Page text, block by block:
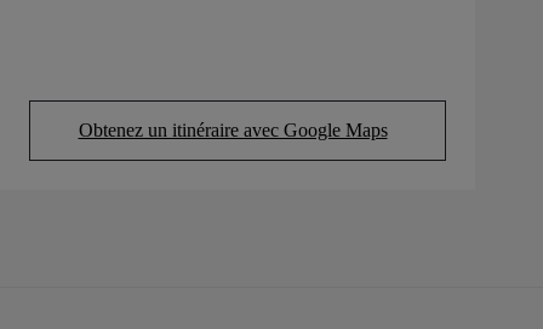
Obtenez un itinéraire avec Google Maps
(Opens in new tab)